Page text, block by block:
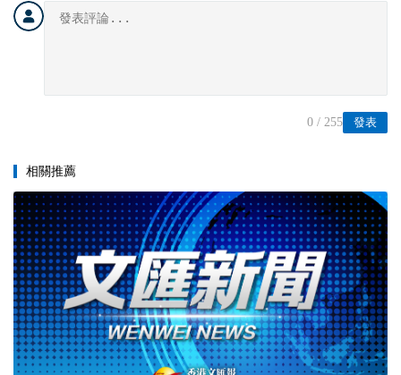
發表
0 / 255
相關推薦